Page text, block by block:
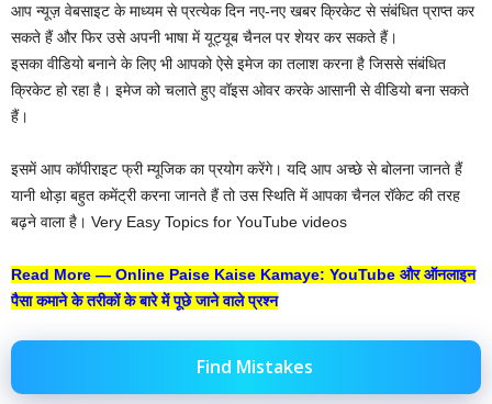
आप न्यूज़ वेबसाइट के माध्यम से प्रत्येक दिन नए-नए खबर क्रिकेट से संबंधित प्राप्त कर
सकते हैं और फिर उसे अपनी भाषा में यूट्यूब चैनल पर शेयर कर सकते हैं।
इसका वीडियो बनाने के लिए भी आपको ऐसे इमेज का तलाश करना है जिससे संबंधित
क्रिकेट हो रहा है। इमेज को चलाते हुए वॉइस ओवर करके आसानी से वीडियो बना सकते
हैं।
इसमें आप कॉपीराइट फ्री म्यूजिक का प्रयोग करेंगे। यदि आप अच्छे से बोलना जानते हैं
यानी थोड़ा बहुत कमेंट्री करना जानते हैं तो उस स्थिति में आपका चैनल रॉकेट की तरह
बढ़ने वाला है। Very Easy Topics for YouTube videos
Read More — Online Paise Kaise Kamaye: YouTube और ऑनलाइन
पैसा कमाने के तरीकों के बारे में पूछे जाने वाले प्रश्न
Find Mistakes